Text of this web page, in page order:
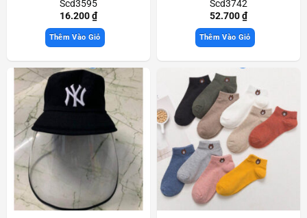
Scd3595
16.200₫
Thêm Vào Giỏ
Scd3742
52.700₫
Thêm Vào Giỏ